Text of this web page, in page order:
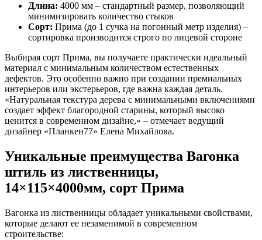
Длина: 4000 мм – стандартный размер, позволяющий
минимизировать количество стыков
Сорт: Прима (до 1 сучка на погонный метр изделия) –
сортировка производится строго по лицевой стороне
Выбирая сорт Прима, вы получаете практически идеальный
материал с минимальным количеством естественных
дефектов. Это особенно важно при создании премиальных
интерьеров или экстерьеров, где важна каждая деталь.
«Натуральная текстура дерева с минимальными включениями
создает эффект благородной старины, который высоко
ценится в современном дизайне,» – отмечает ведущий
дизайнер «Планкен77» Елена Михайлова.
Уникальные преимущества Вагонка
штиль из лиственницы,
14×115×4000мм, сорт Прима
Вагонка из лиственницы обладает уникальными свойствами,
которые делают ее незаменимой в современном
строительстве: